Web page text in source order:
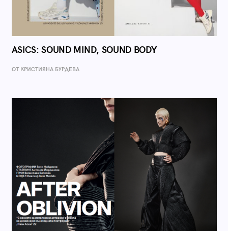
ASICS: SOUND MIND, SOUND BODY
ОТ КРИСТИЯНА БУРДЕВА